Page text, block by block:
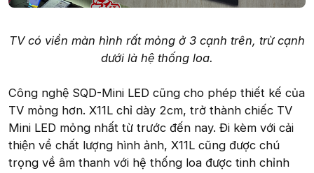
TV có viền màn hình rất mỏng ở 3 cạnh trên, trừ cạnh
dưới là hệ thống loa.
Công nghệ SQD-Mini LED cũng cho phép thiết kế của
TV mỏng hơn. X11L chỉ dày 2cm, trở thành chiếc TV
Mini LED mỏng nhất từ trước đến nay. Đi kèm với cải
thiện về chất lượng hình ảnh, X11L cũng được chú
trọng về âm thanh với hệ thống loa được tinh chỉnh